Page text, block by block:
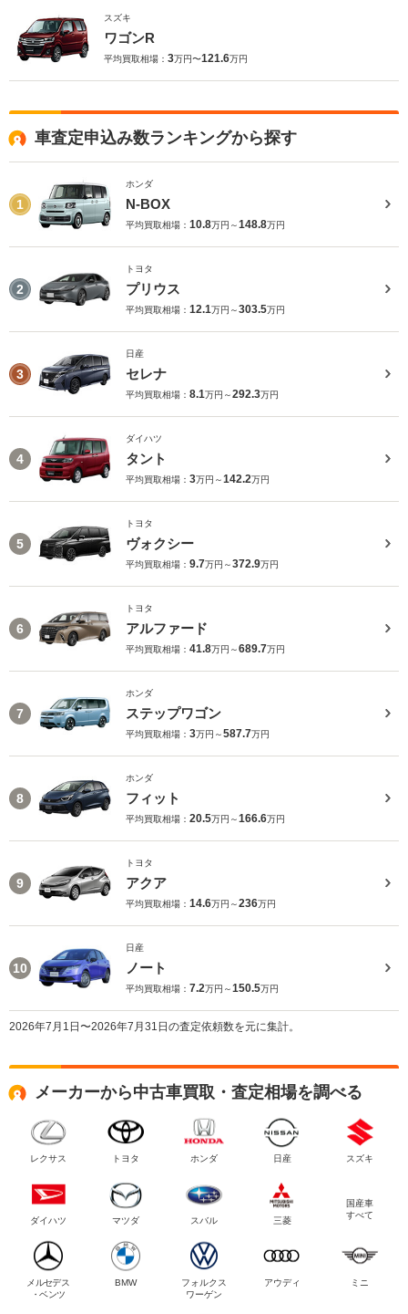
スズキ
ワゴンR
平均買取相場： 3万円〜121.6万円
車査定申込み数ランキングから探す
1
ホンダ
N-BOX
平均買取相場： 10.8万円～148.8万円
2
トヨタ
プリウス
平均買取相場： 12.1万円～303.5万円
3
日産
セレナ
平均買取相場： 8.1万円～292.3万円
4
ダイハツ
タント
平均買取相場： 3万円～142.2万円
5
トヨタ
ヴォクシー
平均買取相場： 9.7万円～372.9万円
6
トヨタ
アルファード
平均買取相場： 41.8万円～689.7万円
7
ホンダ
ステップワゴン
平均買取相場： 3万円～587.7万円
8
ホンダ
フィット
平均買取相場： 20.5万円～166.6万円
9
トヨタ
アクア
平均買取相場： 14.6万円～236万円
10
日産
ノート
平均買取相場： 7.2万円～150.5万円
2026年7月1日〜2026年7月31日の査定依頼数を元に集計。
メーカーから中古車買取・査定相場を調べる
レクサス トヨタ ホンダ 日産 スズキ
ダイハツ マツダ スバル 三菱
国産車
すべて
メルセデス
・ベンツ
BMW
フォルクス
ワーゲン
アウディ ミニ